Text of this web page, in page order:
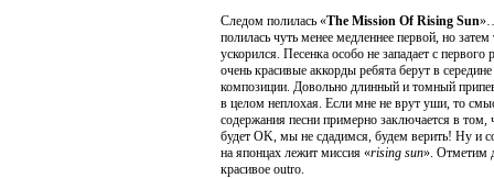
Следом полилась «The Mission Of Rising Sun
полилась чуть менее медленнее первой, но затем
ускорился. Песенка особо не западает с первого
очень красивые аккорды ребята берут в середине
композиции. Довольно длинный и томный
в целом неплохая. Если мне не врут уши, то
содержания песни примерно заключается в том,
будет OK, мы не сдадимся, будем верить! Ну и
на японцах лежит миссия «rising sun». Отметим
красивое outro.